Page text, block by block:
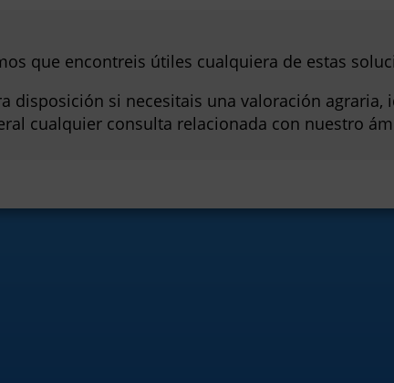
que encontreis útiles cualquiera de estas
disposición si necesitais una valoración
cualquier consulta relacionada con nuestro